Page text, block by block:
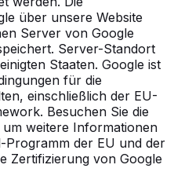
über unsere Website
Server von Google
Server-Standort
Staaten. Google ist
für die
einschließlich der EU-
Besuchen Sie die
um weitere Informationen
Programm der EU und der
Zertifizierung von Google